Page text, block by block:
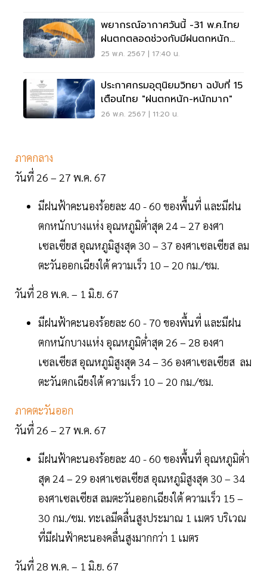
พยากรณ์อากาศวันนี้ -31 พ.ค.ไทย
ฝนตกตลอดช่วงกับมีฝนตกหนัก
บางแห่ง
25 พ.ค. 2567 | 17:40 น.
ประกาศกรมอุตุนิยมวิทยา ฉบับที่ 15
เตือนไทย "ฝนตกหนัก-หนักมาก"
26 พ.ค. 2567 | 11:20 น.
ภาคกลาง
วันที่ 26 – 27 พ.ค. 67
มีฝนฟ้าคะนองร้อยละ 40 - 60 ของพื้นที่ และมีฝน
ตกหนักบางแห่ง อุณหภูมิต่ำสุด 24 – 27 องศา
เซลเซียส อุณหภูมิสูงสุด 30 – 37 องศาเซลเซียส ลม
ตะวันออกเฉียงใต้ ความเร็ว 10 – 20 กม./ชม.
วันที่ 28 พ.ค. – 1 มิ.ย. 67
มีฝนฟ้าคะนองร้อยละ 60 - 70 ของพื้นที่ และมีฝน
ตกหนักบางแห่ง อุณหภูมิต่ำสุด 26 – 28 องศา
เซลเซียส อุณหภูมิสูงสุด 34 – 36 องศาเซลเซียส ลม
ตะวันตกเฉียงใต้ ความเร็ว 10 – 20 กม./ชม.
ภาคตะวันออก
วันที่ 26 – 27 พ.ค. 67
มีฝนฟ้าคะนองร้อยละ 40 - 60 ของพื้นที่ อุณหภูมิต่ำ
สุด 24 – 29 องศาเซลเซียส อุณหภูมิสูงสุด 30 – 34
องศาเซลเซียส ลมตะวันออกเฉียงใต้ ความเร็ว 15 –
30 กม./ชม. ทะเลมีคลื่นสูงประมาณ 1 เมตร บริเวณ
ที่มีฝนฟ้าคะนองคลื่นสูงมากกว่า 1 เมตร
วันที่ 28 พ.ค. – 1 มิ.ย. 67